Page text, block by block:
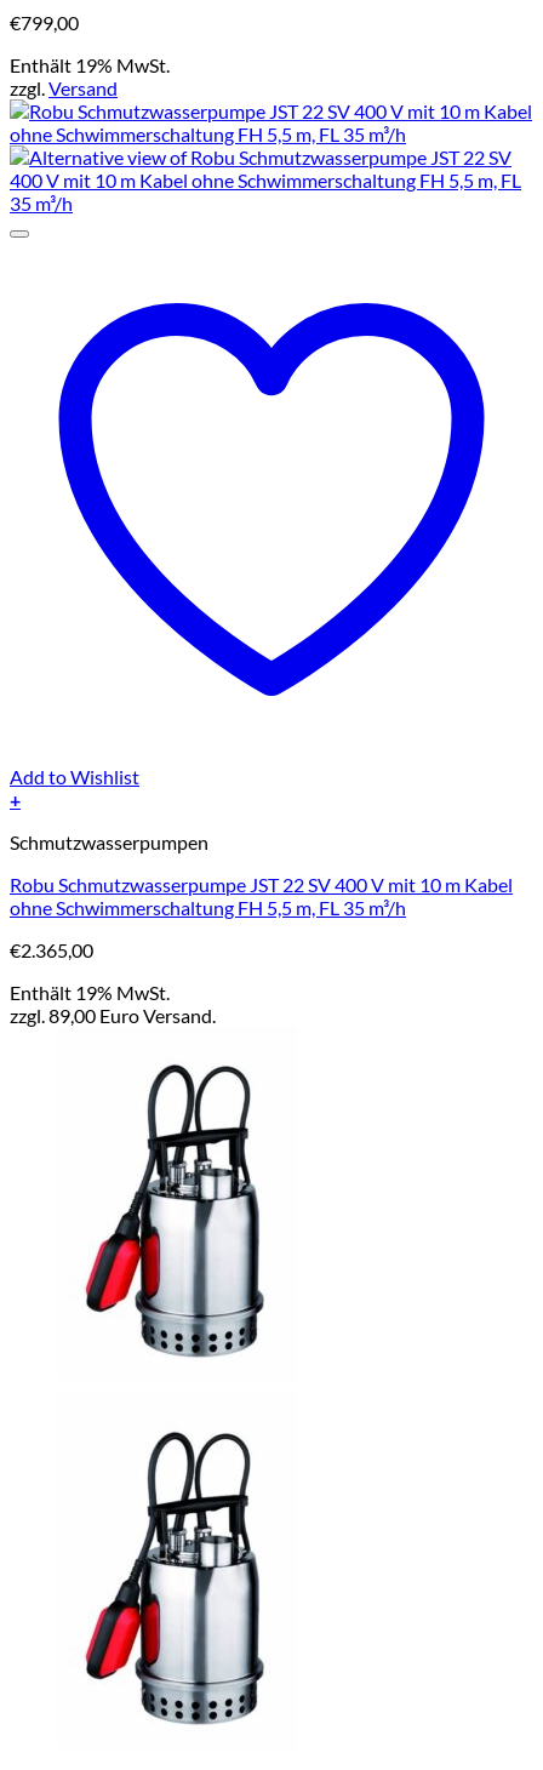
€799,00
Enthält 19% MwSt.
zzgl.Versand
Add to Wishlist
+
Schmutzwasserpumpen
Robu Schmutzwasserpumpe JST 22 SV 400 V mit 10 m Kabel
ohne Schwimmerschaltung FH 5,5 m, FL 35 m³/h
€2.365,00
Enthält 19% MwSt.
zzgl. 89,00 Euro Versand.